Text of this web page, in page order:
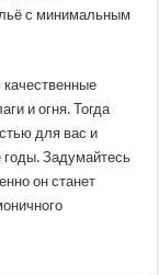
с минимальным
и огня. Тогда
для вас и
годы. Задумайтесь
он станет